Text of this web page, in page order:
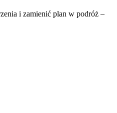
i zamienić plan w podróż –